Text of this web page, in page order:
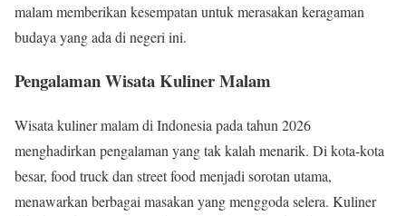
malam memberikan kesempatan untuk merasakan keragaman
budaya yang ada di negeri ini.
Pengalaman Wisata Kuliner Malam
Wisata kuliner malam di Indonesia pada tahun 2026
menghadirkan pengalaman yang tak kalah menarik. Di kota-kota
besar, food truck dan street food menjadi sorotan utama,
menawarkan berbagai masakan yang menggoda selera. Kuliner